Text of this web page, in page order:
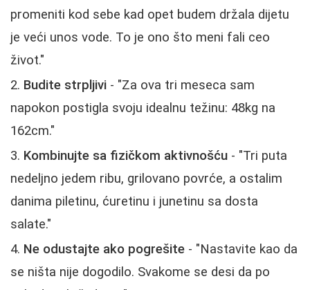
promeniti kod sebe kad opet budem držala dijetu
je veći unos vode. To je ono što meni fali ceo
život."
Budite strpljivi - "Za ova tri meseca sam
napokon postigla svoju idealnu težinu: 48kg na
162cm."
Kombinujte sa fizičkom aktivnošću - "Tri puta
nedeljno jedem ribu, grilovano povrće, a ostalim
danima piletinu, ćuretinu i junetinu sa dosta
salate."
Ne odustajte ako pogrešite - "Nastavite kao da
se ništa nije dogodilo. Svakome se desi da po